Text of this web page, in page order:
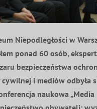
Niepodległości w
ponad 60 osób,
bezpieczeństwa
i mediów odbyła
naukowa „Media